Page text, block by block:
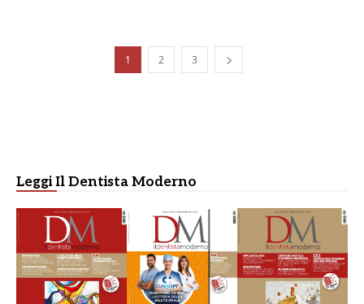
1 2 3
Leggi Il Dentista Moderno